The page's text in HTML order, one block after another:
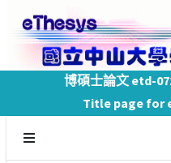
博碩士論文 etd-
Title page for